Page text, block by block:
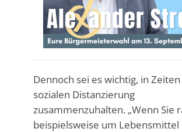
Dennoch sei es wichtig, in
sozialen Distanzierung
zusammenzuhalten. „Wenn Sie
beispielsweise um Lebensmittel